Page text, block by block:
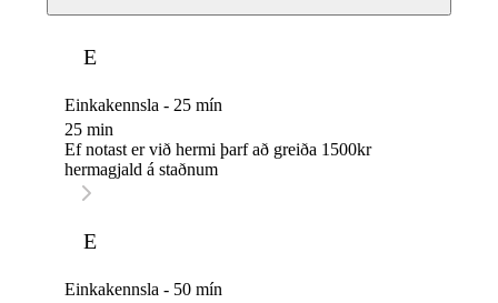
E
Einkakennsla - 25 mín
25 min
Ef notast er við hermi þarf að greiða 1500kr
hermagjald á staðnum
E
Einkakennsla - 50 mín